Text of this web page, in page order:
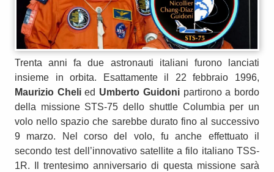
Trenta anni fa due astronauti italiani furono lanciati
insieme in orbita. Esattamente il 22 febbraio 1996,
Maurizio Chelied Umberto Guidonipartirono a bordo
della missione STS-75 dello shuttle Columbia per un
volo nello spazio che sarebbe durato fino al successivo
9 marzo. Nel corso del volo, fu anche effettuato il
secondo test dell’innovativo satellite a filo italiano TSS-
1R. Il trentesimo anniversario di questa missione sarà